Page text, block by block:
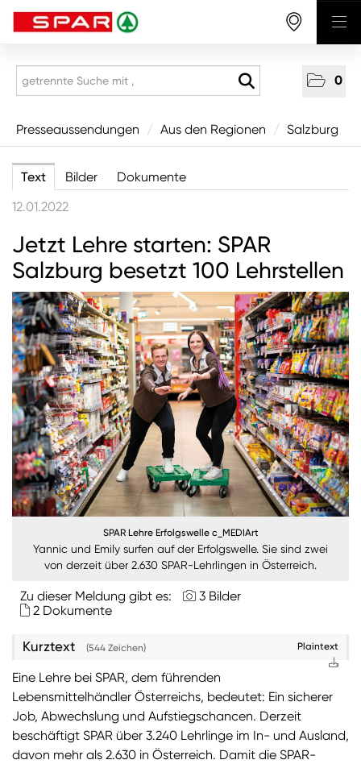
0
Presseaussendungen
Aus den Regionen
Tirol
Salzburg
Oberösterreich
Niederösterreich
Wien
Burgenland
Steiermark
Kärnten
Unternehmen
Nachhaltigkeit
ANMELDEN
automatisch per E-Mail erhalten? Dann tragen Sie
einfach Ihre Daten in unseren
ausschließlich für Medienkontakte und nicht für
Privatpersonen gedacht ist)
Zum Presseverteiler
Sie wollen Informationen über aktuelle Aktionen,
Presseaussendungen / Aus den Regionen / Salzburg
Text Bilder
Dokumente
12.01.2022
Jetzt Lehre starten: SPAR
Salzburg besetzt 100 Lehrstellen
SPAR Lehre Erfolgswelle c_MEDIArt
Yannic und Emily surfen auf der Erfolgswelle. Sie sind zwei
von derzeit über 2.630 SPAR-Lehrlingen in Österreich.
Zu dieser Meldung gibt es:
3 Bilder
2 Dokumente
Kurztext (544 Zeichen) Plaintext
Eine Lehre bei SPAR, dem führenden
Lebensmittelhändler Österreichs, bedeutet: Ein sicherer
Job, Abwechslung und Aufstiegschancen. Derzeit
beschäftigt SPAR über 3.240 Lehrlinge im In- und Ausland,
davon mehr als 2.630 in Österreich. Damit die SPAR-